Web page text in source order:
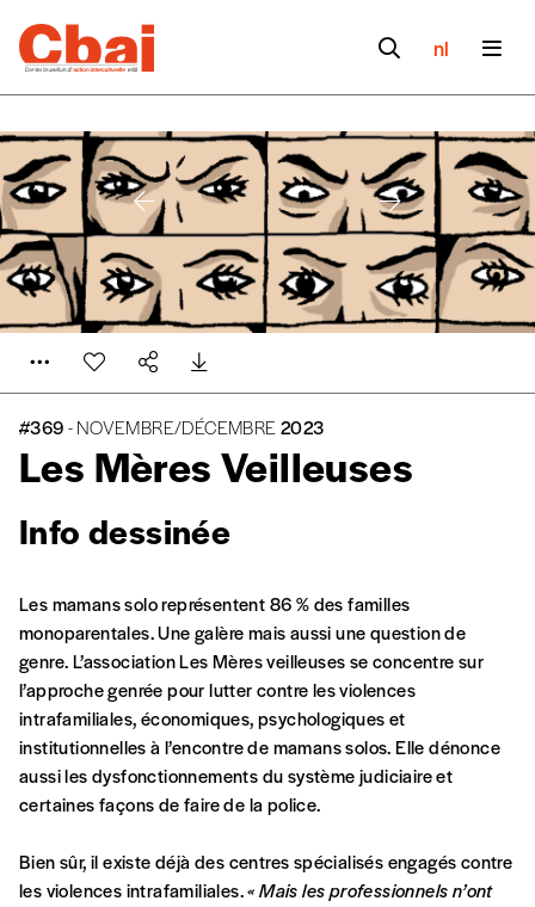
nl
#369- NOVEMBRE/DÉCEMBRE2023
Les Mères Veilleuses
Info dessinée
Inloggen
Formulaire de
Les mamans solo représentent 86 % des familles
monoparentales. Une galère mais aussi une question de
genre. L’association Les Mères veilleuses se concentre sur
l’approche genrée pour lutter contre les violences
intrafamiliales, économiques, psychologiques et
institutionnelles à l’encontre de mamans solos. Elle dénonce
aussi les dysfonctionnements du système judiciaire et
certaines façons de faire de la police.
Bien sûr, il existe déjà des centres spécialisés engagés contre
les violences intrafamiliales.« Mais les professionnels n’ont